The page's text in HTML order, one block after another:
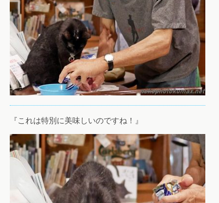
『これは特別に美味しいのですね！』